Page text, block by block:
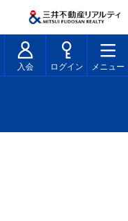
入会 ログイン メニュー